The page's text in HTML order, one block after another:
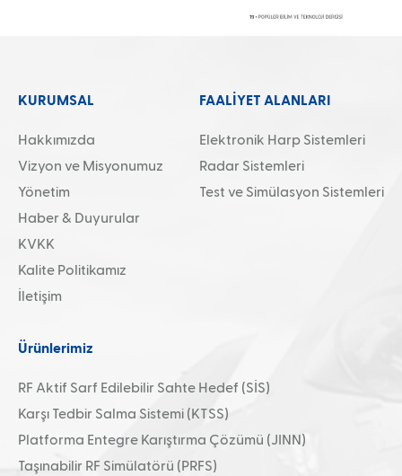
KURUMSAL
Hakkımızda
Vizyon ve Misyonumuz
Yönetim
Haber & Duyurular
KVKK
Kalite Politikamız
İletişim
FAALİYET ALANLARI
Elektronik Harp Sistemleri
Radar Sistemleri
Test ve Simülasyon Sistemleri
Ürünlerimiz
RF Aktif Sarf Edilebilir Sahte Hedef (SİS)
Karşı Tedbir Salma Sistemi (KTSS)
Platforma Entegre Karıştırma Çözümü (JINN)
Taşınabilir RF Simülatörü (PRFS)